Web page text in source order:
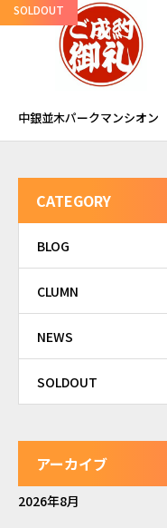
SOLDOUT
中銀並木パークマンシオン
CATEGORY
BLOG
CLUMN
NEWS
SOLDOUT
アーカイブ
2026年8月